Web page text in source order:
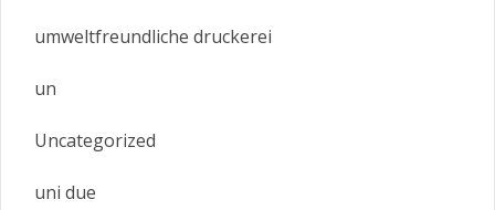
umweltfreundliche druckerei
un
Uncategorized
uni due